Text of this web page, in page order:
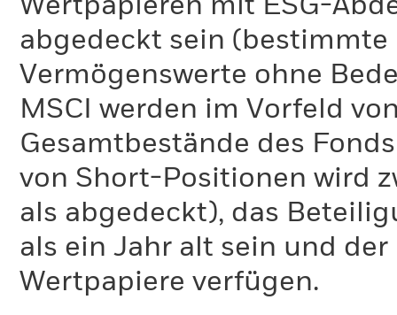
Wertpapieren mit ESG-
abgedeckt sein
Vermögenswerte ohne
MSCI werden im Vorfeld
Gesamtbestände des
von Short-Positionen wird
als abgedeckt), das
als ein Jahr alt sein und
Wertpapiere verfügen.